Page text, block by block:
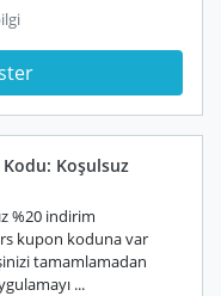
Koşulsuz
%20 indirim
kupon koduna var
tamamlamadan
...